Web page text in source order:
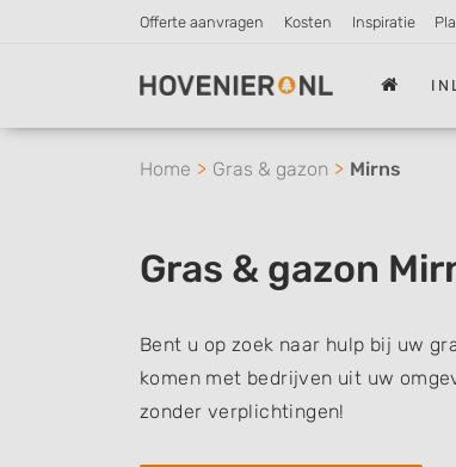
Offerte aanvragen Kosten Inspiratie
Home Gras & gazon Mirns
Gras & gazon
Bent u op zoek naar hulp bij uw
komen met bedrijven uit uw
zonder verplichtingen!